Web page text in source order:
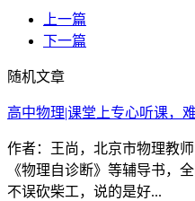
上一篇
下一篇
随机文章
高中物理|课堂上专心听课，
作者：王尚，北京市物理教
《物理自诊断》等辅导书，
不误砍柴工，说的是好...